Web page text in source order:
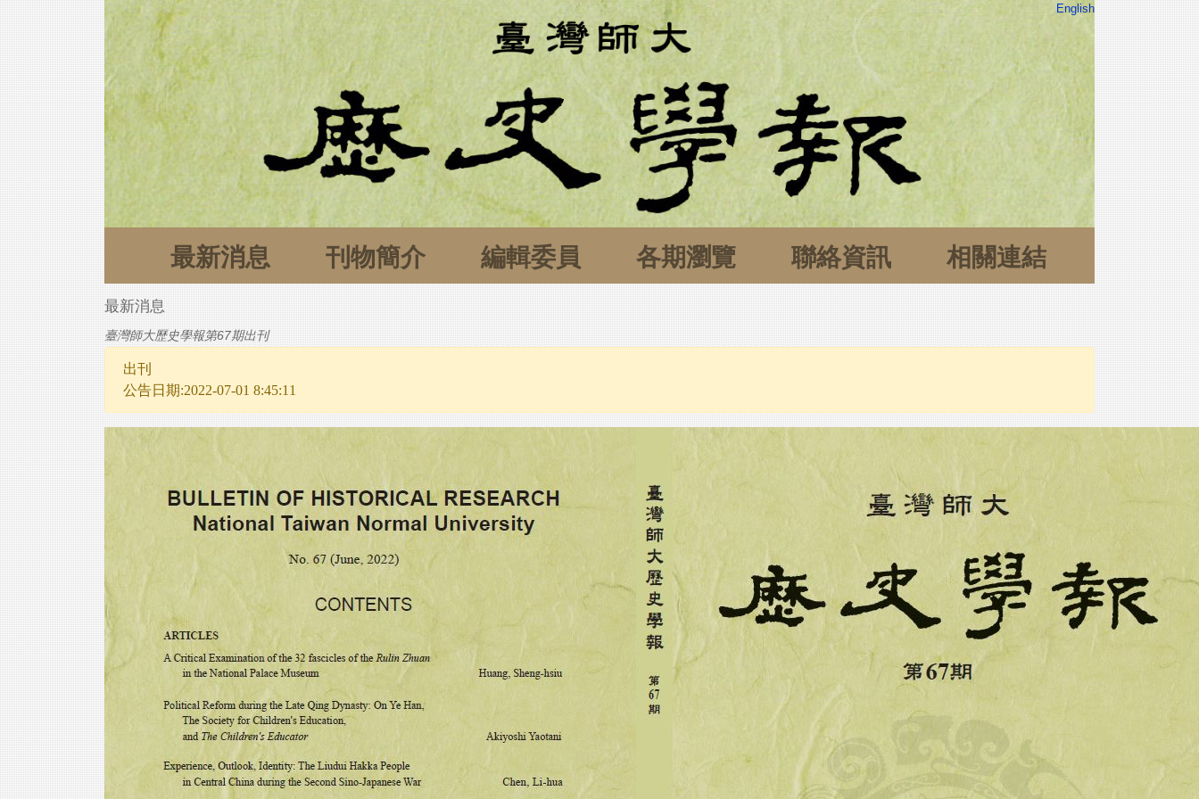
English
最新消息 刊物簡介 編輯委員 各期瀏覽 聯絡資訊 相關連結
最新消息
臺灣師大歷史學報第67期出刊
出刊
公告日期:2022-07-01 8:45:11